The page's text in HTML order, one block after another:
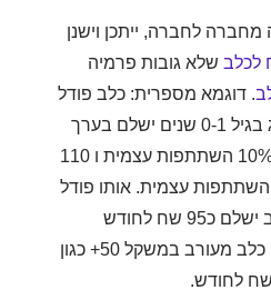
ייתכן וישנן
גובות פרמיה
מספרית: כלב פודל
גזעי במשקל של עד 13 קג בגיל 0-1 שנים ישלם בערך
100 שח לחודש במסלול 10% השתתפות עצמית ו 110
השתתפות עצמית. אותו פודל
עם אותם נתנים רק מעורב ישלם כ95 שח לחודש